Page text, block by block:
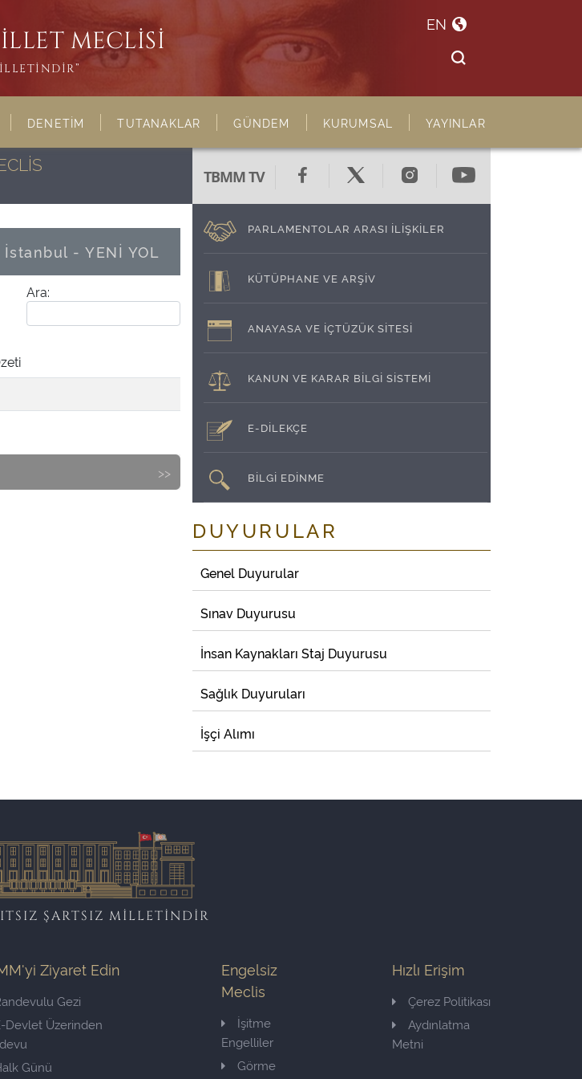
MECLİSİ
EN
DENETİM TUTANAKLAR GÜNDEM KURUMSAL YAYINLAR
İstanbul - YENİ YOL
Ara:
>>
TBMM TV
PARLAMENTOLAR ARASI İLİŞKİLER
KÜTÜPHANE VE ARŞİV
ANAYASA VE İÇTÜZÜK SİTESİ
KANUN VE KARAR BİLGİ SİSTEMİ
E-DİLEKÇE
BİLGİ EDİNME
DUYURULAR
Genel Duyurular
Sınav Duyurusu
İnsan Kaynakları Staj Duyurusu
Sağlık Duyuruları
İşçi Alımı
ŞARTSIZ MİLLETİNDİR
Ziyaret Edin
Gezi
Devlet Üzerinden
Günü
Engelsiz
Meclis
İşitme
Engelliler
Görme
Hızlı Erişim
Çerez Politikası
Aydınlatma
Metni